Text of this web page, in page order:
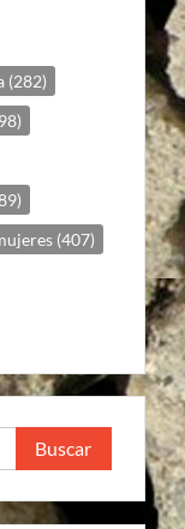
(282)
(407)
Buscar: